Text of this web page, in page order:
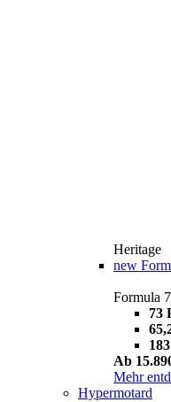
Heritage
new
Formula
73
Ab
Mehr
Hypermotard